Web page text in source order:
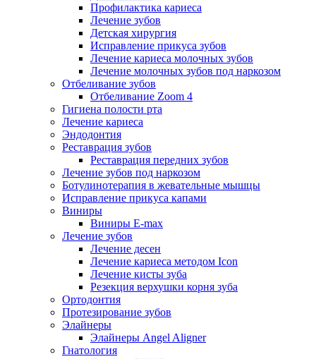
Профилактика кариеса
Лечение зубов
Детская хирургия
Исправление прикуса зубов
Лечение кариеса молочных зубов
Лечение молочных зубов под наркозом
Отбеливание зубов
Отбеливание Zoom 4
Гигиена полости рта
Лечение кариеса
Эндодонтия
Реставрация зубов
Реставрация передних зубов
Лечение зубов под наркозом
Ботулинотерапия в жевательные мышцы
Исправление прикуса капами
Виниры
Виниры E-max
Лечение зубов
Лечение десен
Лечение кариеса методом Icon
Лечение кисты зуба
Резекция верхушки корня зуба
Ортодонтия
Протезирование зубов
Элайнеры
Элайнеры Angel Aligner
Гнатология